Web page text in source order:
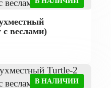
с веслами)
В НАЛИЧИИ